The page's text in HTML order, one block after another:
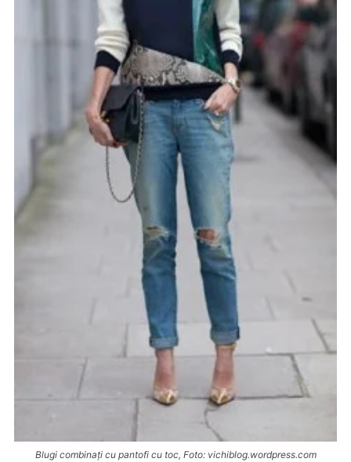
Blugi combinați cu pantofi cu toc, Foto: vichiblog.wordpress.com